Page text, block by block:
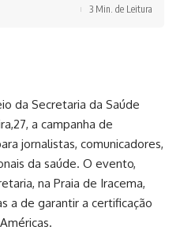
3 Min. de Leitura
da Secretaria da Saúde
a campanha de
jornalistas, comunicadores,
da saúde. O evento,
na Praia de Iracema,
a de garantir a certificação